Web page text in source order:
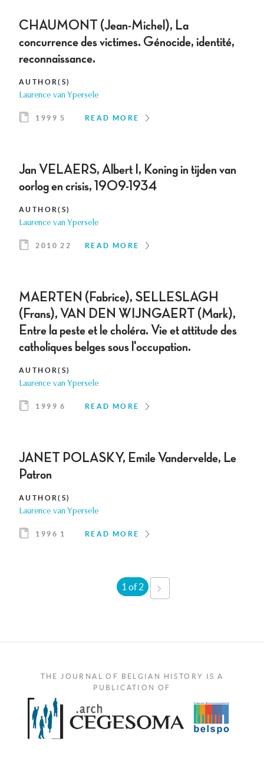
CHAUMONT (Jean-Michel), La
concurrence des victimes. Génocide, identité,
reconnaissance.
AUTHOR(S)
Laurence van Ypersele
1999 5 READ MORE
Jan VELAERS, Albert I, Koning in tijden van
oorlog en crisis, 1909-1934
AUTHOR(S)
Laurence van Ypersele
2010 22 READ MORE
MAERTEN (Fabrice), SELLESLAGH
(Frans), VAN DEN WIJNGAERT (Mark),
Entre la peste et le choléra. Vie et attitude des
catholiques belges sous l'occupation.
AUTHOR(S)
Laurence van Ypersele
1999 6 READ MORE
JANET POLASKY, Emile Vandervelde, Le
Patron
AUTHOR(S)
Laurence van Ypersele
1996 1 READ MORE
1 of 2
THE JOURNAL OF BELGIAN HISTORY IS A
PUBLICATION OF